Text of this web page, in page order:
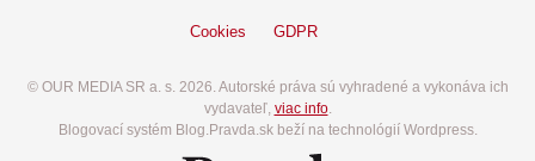
Cookies GDPR
© OUR MEDIA SR a. s. 2026. Autorské práva sú vyhradené a vykonáva ich
vydavateľ, viac info.
Blogovací systém Blog.Pravda.sk beží na technológií Wordpress.